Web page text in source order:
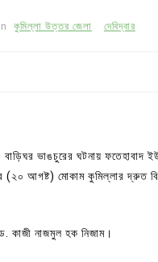
কুমিল্লা উত্তর জেলা দেবিদ্বার
বাড়িঘর ভাঙচুরের ঘটনায়
(২০ আগষ্ট) মোকাম কুমিল্লার দ্রুত
কাজী নাজমুল হক নিজাম।